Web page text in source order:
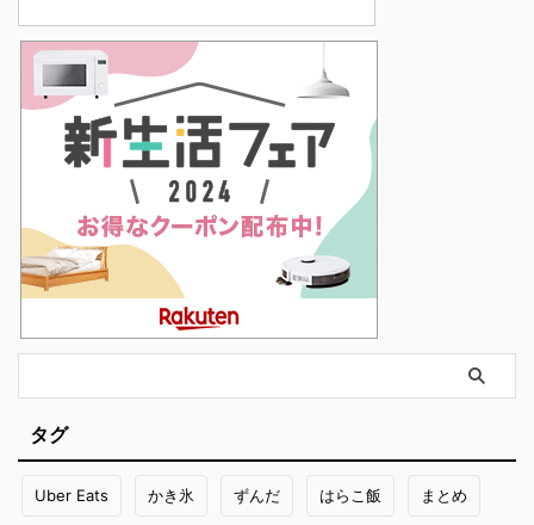
タグ
Uber Eats かき氷 ずんだ はらこ飯 まとめ